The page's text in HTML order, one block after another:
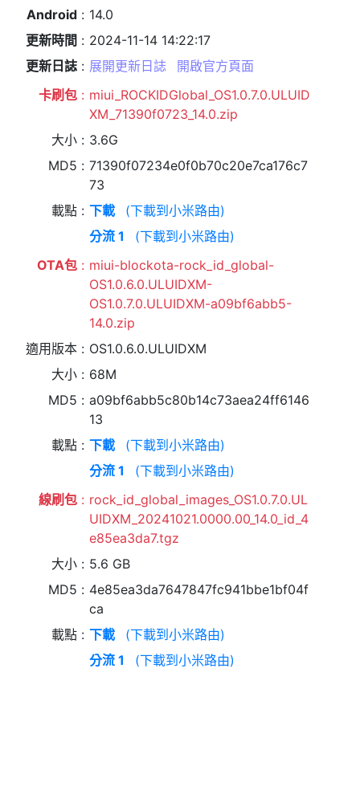
Android
14.0
更新時間
2024-11-14 14:22:17
更新日誌
展開更新日誌
開啟官方頁面
卡刷包
miui_ROCKIDGlobal_OS1.0.7.0.ULUID
XM_71390f0723_14.0.zip
大小
3.6G
MD5
71390f07234e0f0b70c20e7ca176c7
73
載點
下載
(下載到小米路由)
分流 1
(下載到小米路由)
OTA包
miui-blockota-rock_id_global-
OS1.0.6.0.ULUIDXM-
OS1.0.7.0.ULUIDXM-a09bf6abb5-
14.0.zip
適用版本
OS1.0.6.0.ULUIDXM
大小
68M
MD5
a09bf6abb5c80b14c73aea24ff6146
13
載點
下載
(下載到小米路由)
分流 1
(下載到小米路由)
線刷包
rock_id_global_images_OS1.0.7.0.UL
UIDXM_20241021.0000.00_14.0_id_4
e85ea3da7.tgz
大小
5.6 GB
MD5
4e85ea3da7647847fc941bbe1bf04f
ca
載點
下載
(下載到小米路由)
分流 1
(下載到小米路由)